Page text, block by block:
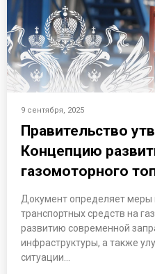
9 сентября, 2025
Правительство
Концепцию
газомоторного
Документ определяет меры
транспортных средств на
развитию современной
инфраструктуры, а также
ситуации…